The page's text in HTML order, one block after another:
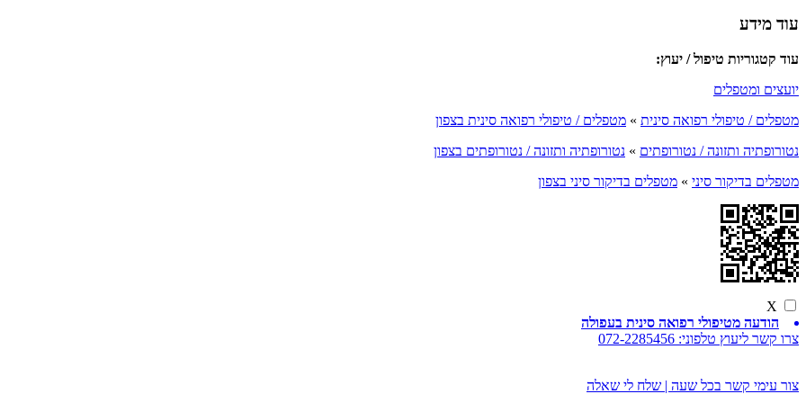
עוד מידע
עוד קטגוריות טיפול / יעוץ:
יועצים ומטפלים
מטפלים / טיפולי רפואה סינית » מטפלים / טיפולי רפואה סינית בצפון
נטורופתיה ותזונה / נטורופתים » נטורופתיה ותזונה / נטורופתים בצפון
מטפלים בדיקור סיני » מטפלים בדיקור סיני בצפון
X
הודעה מטיפולי רפואה סינית בעפולה
צרו קשר ליעוץ טלפוני: 072-2285456
צור עימי קשר בכל שעה | שלח לי שאלה